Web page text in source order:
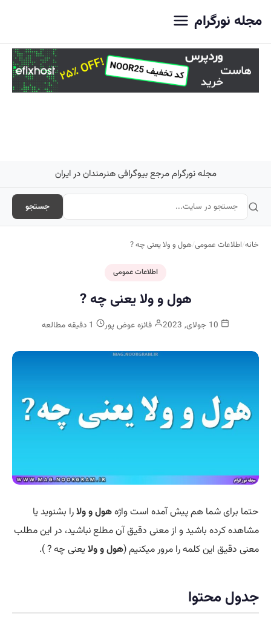
مجله نورگرام
مجله نورگرام مرجع بیوگرافی هنرمندان در ایران
جستجو
خانه/اطلاعات عمومی/هول و ولا یعنی چه ?
اطلاعات عمومی
هول و ولا یعنی چه ?
فائزه عوض پور
حتما برای شما هم پیش آمده است واژههول و ولارا بشنوید یا
مشاهده کرده باشید و از معنی دقیق آن مطلع نباشید، در این مطلب
معنی دقیق این کلمه را مرور میکنیم (هول و ولایعنی چه ? ).
جدول محتوا